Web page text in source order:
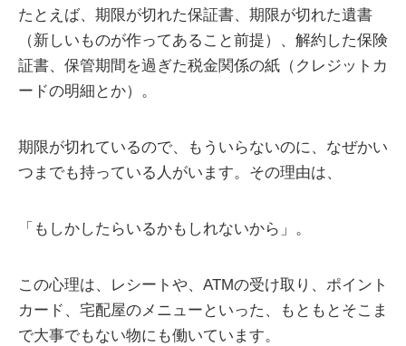
たとえば、期限が切れた保証書、期限が切れた遺書
（新しいものが作ってあること前提）、解約した保険
証書、保管期間を過ぎた税金関係の紙（クレジットカ
ードの明細とか）。
期限が切れているので、もういらないのに、なぜかい
つまでも持っている人がいます。その理由は、
「もしかしたらいるかもしれないから」。
この心理は、レシートや、ATMの受け取り、ポイント
カード、宅配屋のメニューといった、もともとそこま
で大事でもない物にも働いています。